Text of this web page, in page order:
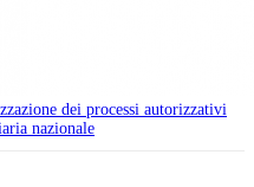
dei processi autorizzativi
nazionale